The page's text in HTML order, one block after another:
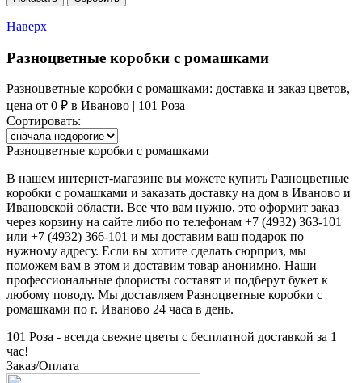
Наверх
Разноцветные коробки с ромашками
Разноцветные коробки с ромашками: доставка и заказ цветов,
цена от 0 ₽ в Иваново | 101 Роза
Сортировать:
Разноцветные коробки с ромашками
В нашем интернет-магазине вы можете купить Разноцветные
коробки с ромашками и заказать доставку на дом в Иваново и
Ивановской области. Все что вам нужно, это оформит заказ
через корзину на сайте либо по телефонам +7 (4932) 363-101
или +7 (4932) 366-101 и мы доставим ваш подарок по
нужному адресу. Если вы хотите сделать сюрприз, мы
поможем вам в этом и доставим товар анонимно. Наши
профессиональные флористы составят и подберут букет к
любому поводу. Мы доставляем Разноцветные коробки с
ромашками по г. Иваново 24 часа в день.
101 Роза - всегда свежие цветы с бесплатной доставкой за 1
час!
Заказ/Оплата